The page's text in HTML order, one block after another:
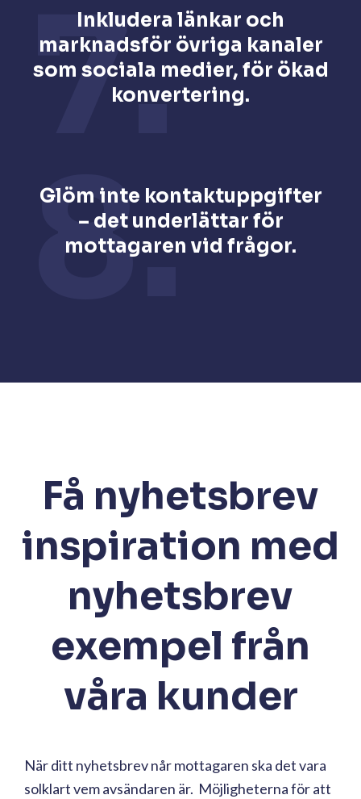
7.
Inkludera länkar och
marknadsför övriga kanaler
som sociala medier, för ökad
konvertering.
8.
Glöm inte kontaktuppgifter
– det underlättar för
mottagaren vid frågor.
Få nyhetsbrev
inspiration med
nyhetsbrev
exempel från
våra kunder
När ditt nyhetsbrev når mottagaren ska det vara
solklart vem avsändaren är. Möjligheterna för att